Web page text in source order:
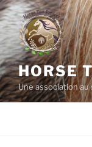
Aller
au
contenu
principal
HORSE
Une association